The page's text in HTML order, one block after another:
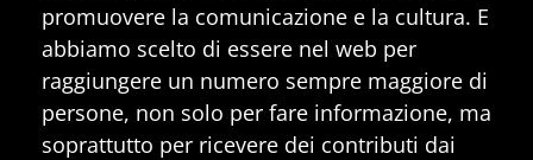
promuovere la comunicazione e la cultura. E
abbiamo scelto di essere nel web per
raggiungere un numero sempre maggiore di
persone, non solo per fare informazione, ma
soprattutto per ricevere dei contributi dai